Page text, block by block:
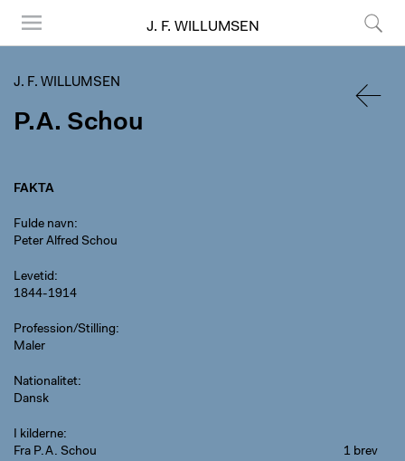
J. F. WILLUMSEN
J. F. WILLUMSEN
P.A. Schou
FAKTA
Fulde navn
Peter Alfred Schou
Levetid
1844-1914
Profession/Stilling
Maler
Nationalitet
Dansk
I kilderne
Fra P.A. Schou
1 brev